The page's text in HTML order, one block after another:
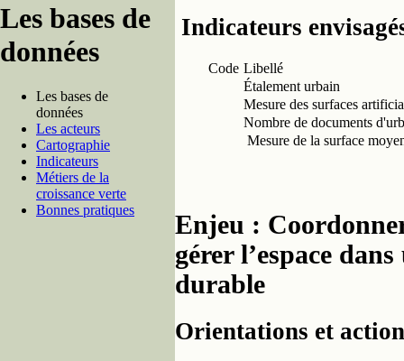
Les bases de
données
Les bases de
données
Les acteurs
Cartographie
Indicateurs
Métiers de la
croissance verte
Bonnes pratiques
Indicateurs
Code Libellé
Étalement urbain
Mesure des surfaces
Nombre de documents
Mesure de la surface
Enjeu :
gérer l’espace
durable
Orientations et